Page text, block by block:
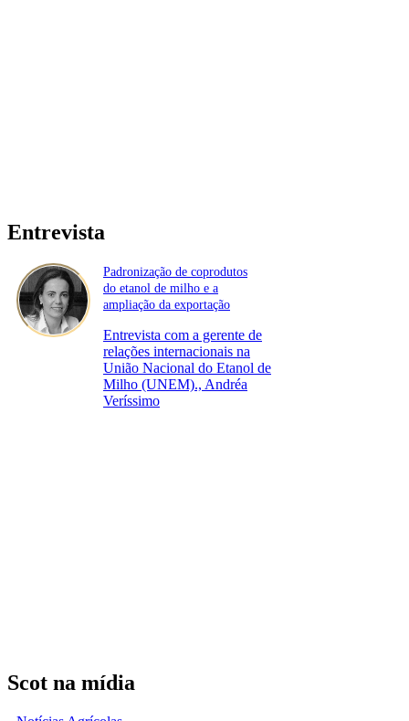
Entrevista
Padronização de coprodutos
do etanol de milho e a
ampliação da exportação
Entrevista com a gerente de
relações internacionais na
União Nacional do Etanol de
Milho (UNEM)., Andréa
Veríssimo
Scot na mídia